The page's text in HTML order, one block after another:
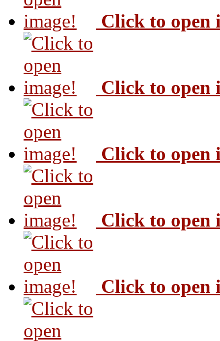
Click to open
Click to open
Click to open
Click to open
Click to open